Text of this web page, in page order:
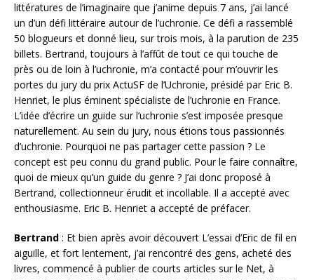
littératures de l’imaginaire que j’anime depuis 7 ans, j’ai lancé
un d’un défi littéraire autour de l’uchronie. Ce défi a rassemblé
50 blogueurs et donné lieu, sur trois mois, à la parution de 235
billets. Bertrand, toujours à l’affût de tout ce qui touche de
près ou de loin à l’uchronie, m’a contacté pour m’ouvrir les
portes du jury du prix ActuSF de l’Uchronie, présidé par Eric B.
Henriet, le plus éminent spécialiste de l’uchronie en France.
L’idée d’écrire un guide sur l’uchronie s’est imposée presque
naturellement. Au sein du jury, nous étions tous passionnés
d’uchronie. Pourquoi ne pas partager cette passion ? Le
concept est peu connu du grand public. Pour le faire connaître,
quoi de mieux qu’un guide du genre ? J’ai donc proposé à
Bertrand, collectionneur érudit et incollable. Il a accepté avec
enthousiasme. Eric B. Henriet a accepté de préfacer.
Bertrand : Et bien après avoir découvert L’essai d’Eric de fil en
aiguille, et fort lentement, j’ai rencontré des gens, acheté des
livres, commencé à publier de courts articles sur le Net, à